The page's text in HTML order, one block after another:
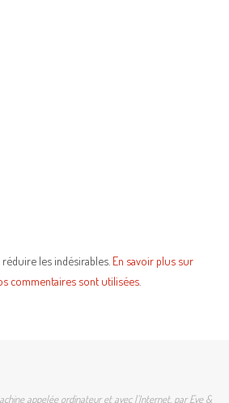
les indésirables. En savoir plus sur
commentaires sont utilisées
appelée ordinateur et avec l'Internet, par Eve &